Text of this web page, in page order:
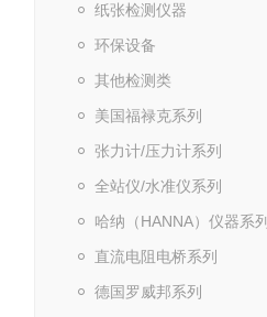
纸张检测仪器
环保设备
其他检测类
美国福禄克系列
张力计/压力计系列
全站仪/水准仪系列
哈纳（HANNA）仪器系列
直流电阻电桥系列
德国罗威邦系列